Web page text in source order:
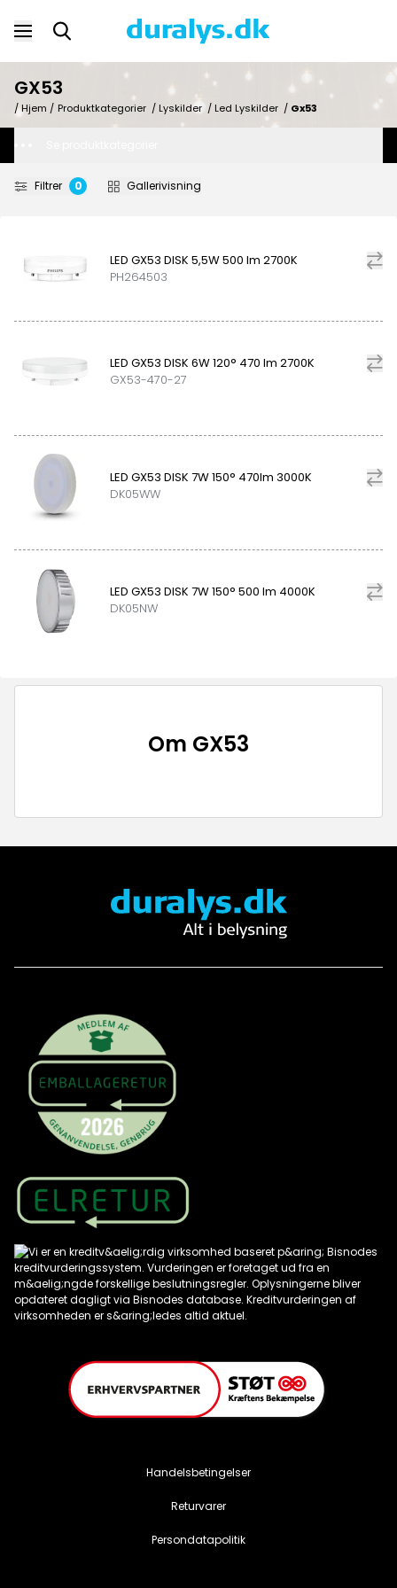
GX53
/ Hjem / Produktkategorier / Lyskilder / Led Lyskilder / Gx53
Filtrer 0 Gallerivisning
LED GX53 DISK 5,5W 500 lm 2700K
PH264503
LED GX53 DISK 6W 120° 470 lm 2700K
GX53-470-27
LED GX53 DISK 7W 150° 470lm 3000K
DK05WW
LED GX53 DISK 7W 150° 500 lm 4000K
DK05NW
Om GX53
Handelsbetingelser
Returvarer
Persondatapolitik